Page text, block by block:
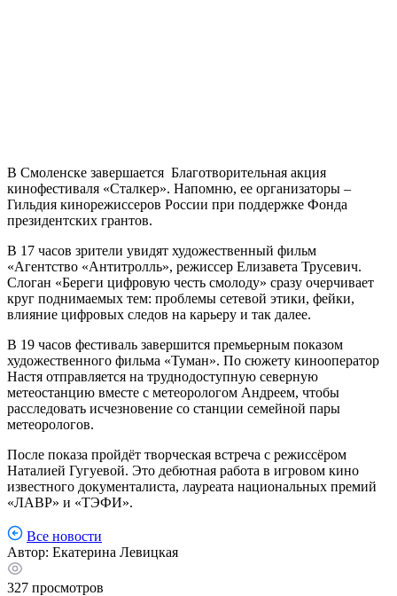
В Смоленске завершается Благотворительная акция
кинофестиваля «Сталкер». Напомню, ее организаторы –
Гильдия кинорежиссеров России при поддержке Фонда
президентских грантов.
В 17 часов зрители увидят художественный фильм
«Агентство «Антитролль», режиссер Елизавета Трусевич.
Слоган «Береги цифровую честь смолоду» сразу очерчивает
круг поднимаемых тем: проблемы сетевой этики, фейки,
влияние цифровых следов на карьеру и так далее.
В 19 часов фестиваль завершится премьерным показом
художественного фильма «Туман». По сюжету кинооператор
Настя отправляется на труднодоступную северную
метеостанцию вместе с метеорологом Андреем, чтобы
расследовать исчезновение со станции семейной пары
метеорологов.
После показа пройдёт творческая встреча с режиссёром
Наталией Гугуевой. Это дебютная работа в игровом кино
известного документалиста, лауреата национальных премий
«ЛАВР» и «ТЭФИ».
Все новости
Автор: Екатерина Левицкая
327 просмотров